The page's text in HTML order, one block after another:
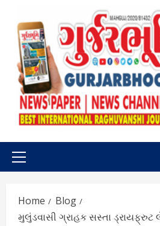
content
Primary
Home
Blog
મુલુંડવાસી ગ્રાહક સસ્તા ડ્રાયફ્રુટ